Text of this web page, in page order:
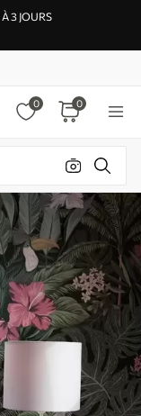
3 JOURS
0 0